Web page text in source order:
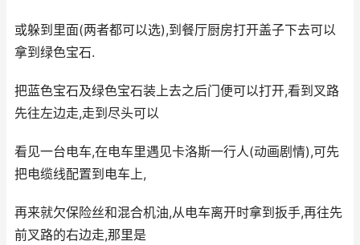
或躲到里面(两者都可以选),到餐厅厨房打开盖子下去可以
拿到绿色宝石.
把蓝色宝石及绿色宝石装上去之后门便可以打开,看到叉路
先往左边走,走到尽头可以
看见一台电车,在电车里遇见卡洛斯一行人(动画剧情),可先
把电缆线配置到电车上,
再来就欠保险丝和混合机油,从电车离开时拿到扳手,再往先
前叉路的右边走,那里是